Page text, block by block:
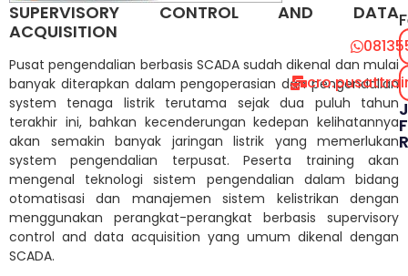
SUPERVISORY CONTROL AND DATA
ACQUISITION
Pusat pengendalian berbasis SCADA sudah dikenal dan mulai
banyak diterapkan dalam pengoperasian dan pengendalian
system tenaga listrik terutama sejak dua puluh tahun
terakhir ini, bahkan kecenderungan kedepan kelihatannya
akan semakin banyak jaringan listrik yang memerlukan
system pengendalian terpusat. Peserta training akan
mengenal teknologi sistem pengendalian dalam bidang
otomatisasi dan manajemen sistem kelistrikan dengan
menggunakan perangkat-perangkat berbasis supervisory
control and data acquisition yang umum dikenal dengan
SCADA.